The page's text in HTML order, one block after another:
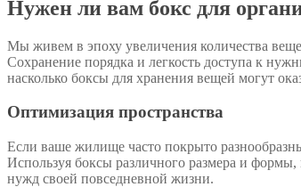
Нужен ли вам бокс для
Мы живем в эпоху увеличения количества
Сохранение порядка и легкость доступа к
насколько боксы для хранения вещей могут
Оптимизация пространства
Если ваше жилище часто покрыто
Используя боксы различного размера и
нужд своей повседневной жизни.